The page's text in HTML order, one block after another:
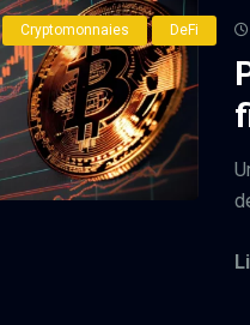
Cryptomonnaies DeFi